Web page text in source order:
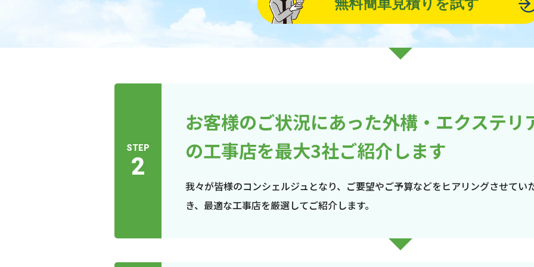
無料簡単見積りを試す
STEP
2
お客様のご状況にあった外構・エクステリ
の工事店を最大3社ご紹介します
我々が皆様のコンシェルジュとなり、ご要望やご予算などをヒアリングさせてい
き、最適な工事店を厳選してご紹介します。